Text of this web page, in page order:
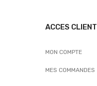
ACCES CLIENT
MON COMPTE
MES COMMANDES